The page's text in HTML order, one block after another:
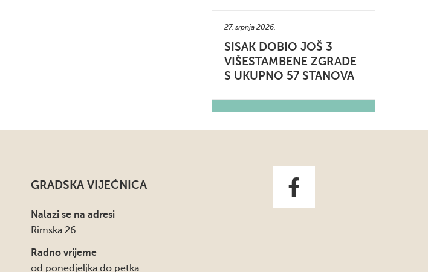
27. srpnja 2026.
SISAK DOBIO JOŠ 3
VIŠESTAMBENE ZGRADE
S UKUPNO 57 STANOVA
GRADSKA VIJEĆNICA
Nalazi se na adresi
Rimska 26
Radno vrijeme
od ponedjeljka do petka